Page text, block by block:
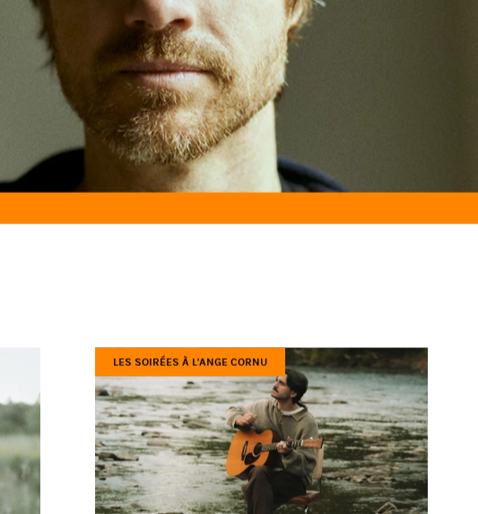
LES SOIRÉES À L'ANGE CORNU